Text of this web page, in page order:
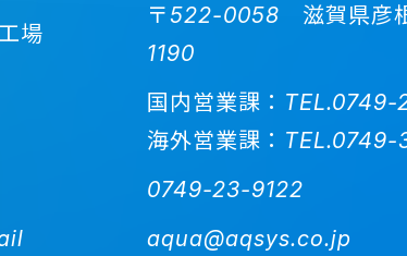
場
〒522-0058 滋賀県彦
1190
国内営業課：
海外営業課：
0749-23-9122
aqua@aqsys.co.jp